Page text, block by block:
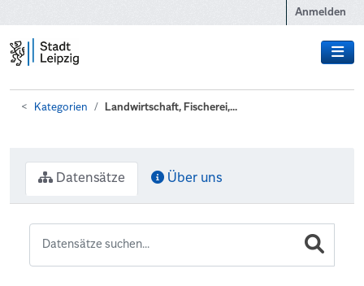
Anmelden
Kategorien Landwirtschaft, Fischerei,...
Datensätze Über uns